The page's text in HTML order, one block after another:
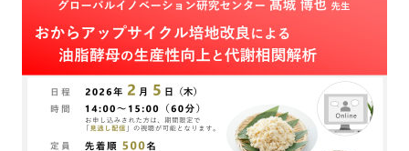
イベント
インタビュー・コラム